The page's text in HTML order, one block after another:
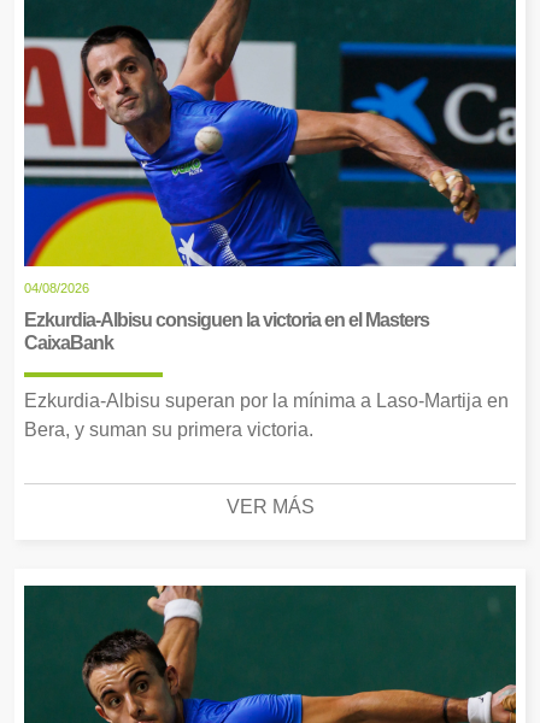
04/08/2026
Ezkurdia-Albisu consiguen la victoria en el Masters
CaixaBank
Ezkurdia-Albisu superan por la mínima a Laso-Martija en
Bera, y suman su primera victoria.
VER MÁS